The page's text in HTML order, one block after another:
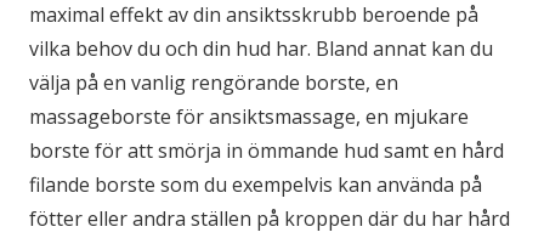
maximal effekt av din ansiktsskrubb beroende på
vilka behov du och din hud har. Bland annat kan du
välja på en vanlig rengörande borste, en
massageborste för ansiktsmassage, en mjukare
borste för att smörja in ömmande hud samt en hård
filande borste som du exempelvis kan använda på
fötter eller andra ställen på kroppen där du har hård